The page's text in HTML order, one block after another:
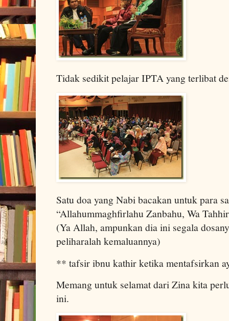
Tidak sedikit pelajar IPTA yang terlibat
Satu doa yang Nabi bacakan untuk para
“Allahummaghfirlahu Zanbahu, Wa
(Ya Allah, ampunkan dia ini segala
peliharalah kemaluannya)
** tafsir ibnu kathir ketika mentafsirkan
Memang untuk selamat dari Zina kita
ini.